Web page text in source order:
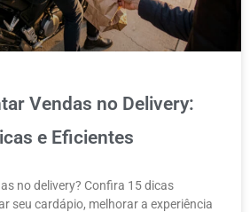
Vendas no Delivery:
e Eficientes
no delivery? Confira 15 dicas
seu cardápio, melhorar a experiência